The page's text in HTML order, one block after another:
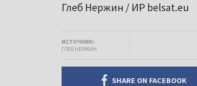
Глеб Нержин / ИР belsat.eu
ИСТОЧНИК:
ГЛЕБ НЕРЖИН
SHARE ON FACEBOOK